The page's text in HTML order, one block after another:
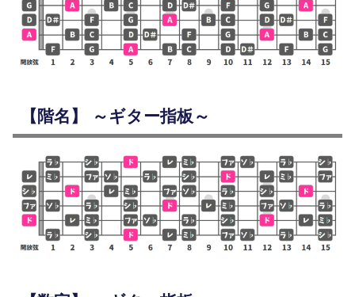
【階名】 ～ギター指板～